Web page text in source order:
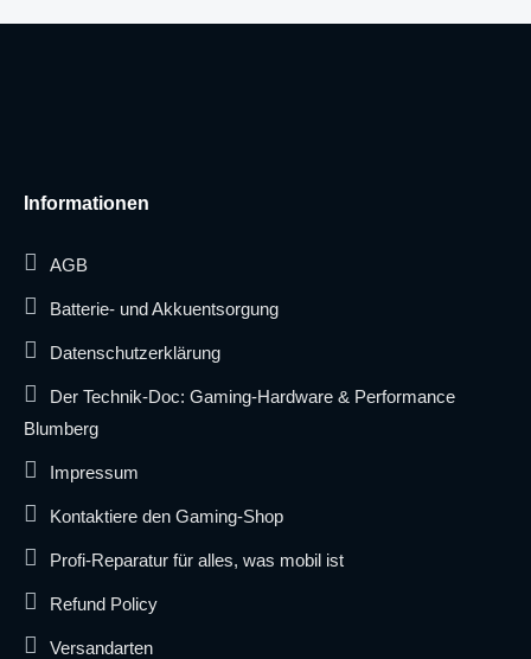
Informationen
AGB
Batterie- und Akkuentsorgung
Datenschutzerklärung
Der Technik-Doc: Gaming-Hardware & Performance
Blumberg
Impressum
Kontaktiere den Gaming-Shop
Profi-Reparatur für alles, was mobil ist
Refund Policy
Versandarten